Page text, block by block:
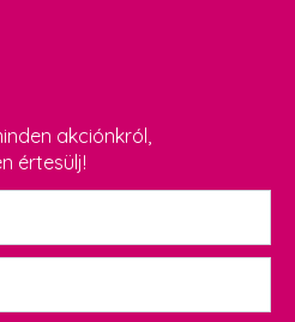
akciónkról,
értesülj!